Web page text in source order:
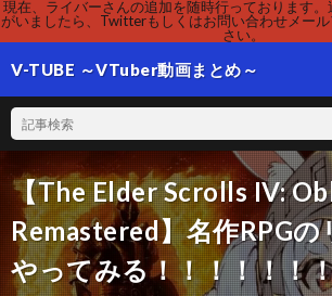
現在、ライバーさんの追加を随時行っております
がいましたら、Twitterもしくはお問い合わせメー
さい。
V-TUBE ～VTuber動画まとめ～
【The Elder Scrolls IV:
Remastered】名作RPG
やってみる！！！！！！